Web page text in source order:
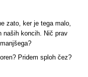
zato, ker je tega malo,
naših koncih. Nič prav
Pridem sploh čez?